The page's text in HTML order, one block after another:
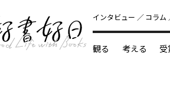
インタビュー コラム
観る 考える